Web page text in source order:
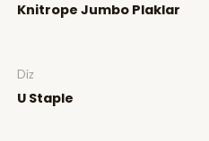
Knitrope Jumbo Plaklar
Diz
U Staple